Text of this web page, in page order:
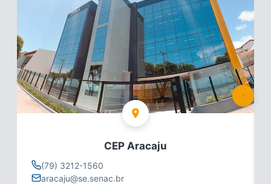
CEP Aracaju
(79) 3212-1560
aracaju@se.senac.br